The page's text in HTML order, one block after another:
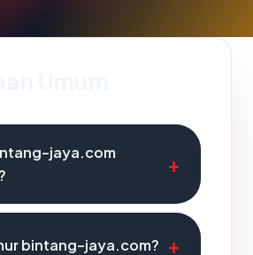
jaya.com
bintang-jaya.com?